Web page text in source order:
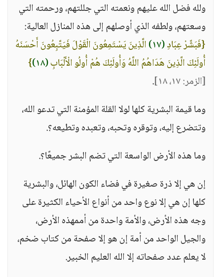
ولله فضل الله عليهم ونعمته التي جللتهم، ورحمته التي
وسعتهم، ولطفه الذي أوصلهم إلى هذه المنازل العالية:
{فَبَشِّرْ عِبَادِ(١٧)
الَّذِينَ يَسْتَمِعُونَ الْقَوْلَ فَيَتَّبِعُونَ أَحْسَنَهُ
أُولَئِكَ الَّذِينَ هَدَاهُمُ اللَّهُ وَأُولَئِكَ هُمْ أُولُو الْأَلْبَابِ(١٨)
}
[الزمر: ١٧، ١٨]
.
وما قيمة البشرية كلها لولا القلة المؤمنة التي تدعو الله،
وتتضرع إليه، وتوقره وتحبه، وتعبده وتطيعه؟.
وما هذه الأرض الواسعة التي تضم البشر جميعًا؟.
إن هي إلا ذرة صغيرة في فضاء الكون الهائل، والبشرية
كلها إن هي إلا نوع واحد من أنواع الأحياء الكثيرة على
وجه هذه الأرض، والأمة واحدة من أممهذه الأرض،
والجيل الواحد من أمة إن هو إلا صفحة من كتاب ضخم،
لا يعلم عدد صفحاته إلا الله العليم الخبير.